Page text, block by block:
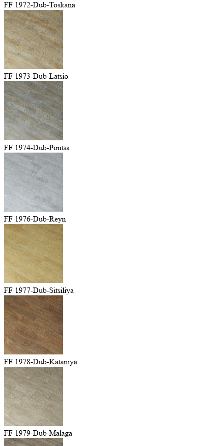
FF 1972-Dub-Toskana
FF 1973-Dub-Latsio
FF 1974-Dub-Pontsa
FF 1976-Dub-Reyn
FF 1977-Dub-Sitsiliya
FF 1978-Dub-Kataniya
FF 1979-Dub-Malaga